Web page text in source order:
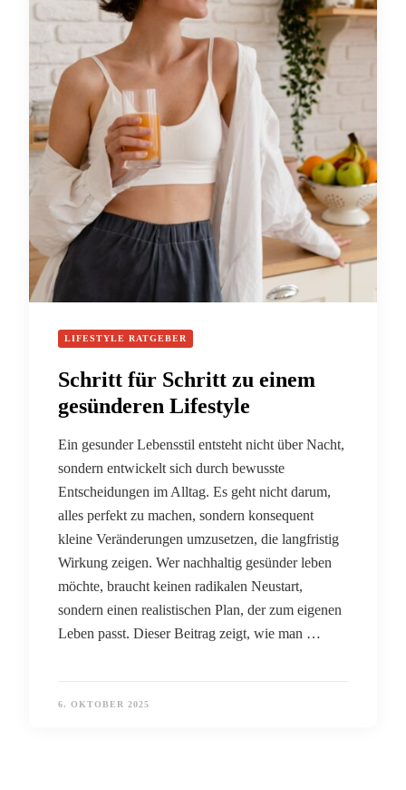
LIFESTYLE RATGEBER
Schritt für Schritt zu einem
gesünderen Lifestyle
Ein gesunder Lebensstil entsteht nicht über Nacht,
sondern entwickelt sich durch bewusste
Entscheidungen im Alltag. Es geht nicht darum,
alles perfekt zu machen, sondern konsequent
kleine Veränderungen umzusetzen, die langfristig
Wirkung zeigen. Wer nachhaltig gesünder leben
möchte, braucht keinen radikalen Neustart,
sondern einen realistischen Plan, der zum eigenen
Leben passt. Dieser Beitrag zeigt, wie man …
6. OKTOBER 2025